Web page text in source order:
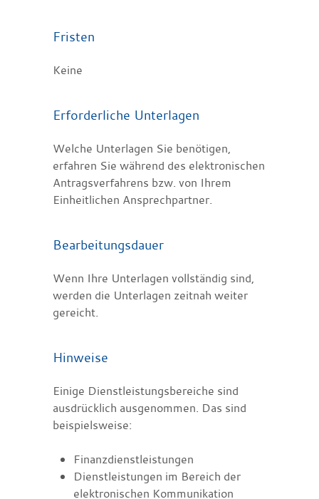
Fristen
Keine
Erforderliche Unterlagen
Welche Unterlagen Sie benötigen,
erfahren Sie während des elektronischen
Antragsverfahrens bzw. von Ihrem
Einheitlichen Ansprechpartner.
Bearbeitungsdauer
Wenn Ihre Unterlagen vollständig sind,
werden die Unterlagen zeitnah weiter
gereicht.
Hinweise
Einige Dienstleistungsbereiche sind
ausdrücklich ausgenommen. Das sind
beispielsweise:
Finanzdienstleistungen
Dienstleistungen im Bereich der
elektronischen Kommunikation